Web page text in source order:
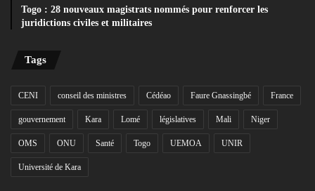
Togo : 28 nouveaux magistrats nommés pour renforcer les
juridictions civiles et militaires
Tags
CENI conseil des ministres Cédéao Faure Gnassingbé France
gouvernement Kara Lomé législatives Mali Niger
OMS ONU Santé Togo UEMOA UNIR
Université de Kara